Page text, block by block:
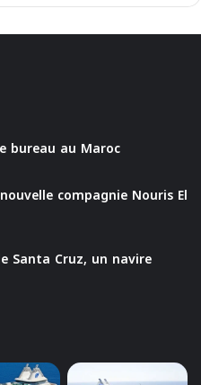
bureau au Maroc
compagnie Nouris El
Santa Cruz, un navire